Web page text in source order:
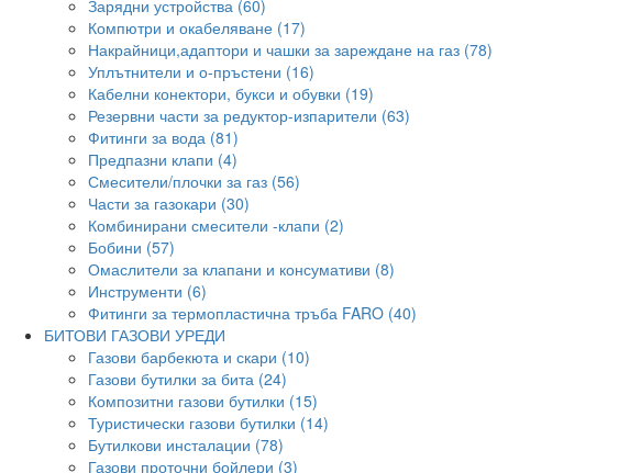
Зарядни устройства (60)
Компютри и окабеляване (17)
Накрайници,адаптори и чашки за зареждане на газ (78)
Уплътнители и о-пръстени (16)
Кабелни конектори, букси и обувки (19)
Резервни части за редуктор-изпарители (63)
Фитинги за вода (81)
Предпазни клапи (4)
Смесители/плочки за газ (56)
Части за газокари (30)
Комбинирани смесители -клапи (2)
Бобини (57)
Омаслители за клапани и консумативи (8)
Инструменти (6)
Фитинги за термопластична тръба FARO (40)
БИТОВИ ГАЗОВИ УРЕДИ
Газови барбекюта и скари (10)
Газови бутилки за бита (24)
Композитни газови бутилки (15)
Туристически газови бутилки (14)
Бутилкови инсталации (78)
Газови проточни бойлери (3)